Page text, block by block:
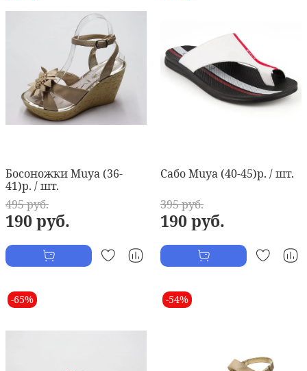
Босоножки Muya (36-
41)р. / шт.
495 руб.
190 руб.
Сабо Muya (40-45)р. / шт.
395 руб.
190 руб.
-65% -54%